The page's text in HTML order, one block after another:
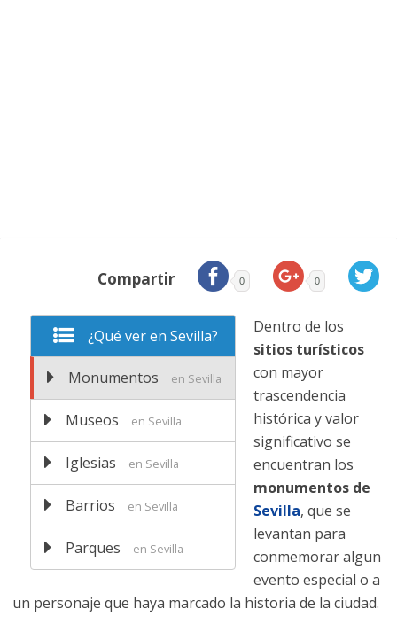
Compartir 0 0
¿Qué ver en Sevilla?
Monumentos en Sevilla
Museos en Sevilla
Iglesias en Sevilla
Barrios en Sevilla
Parques en Sevilla
Dentro de los
sitios turísticos
con mayor
trascendencia
histórica y valor
significativo se
encuentran los
monumentos de
Sevilla, que se
levantan para
conmemorar algun
evento especial o a
un personaje que haya marcado la historia de la ciudad.